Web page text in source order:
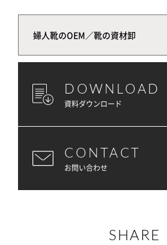
婦人靴のOEM／靴の資材卸
DOWNLOAD
資料ダウンロード
CONTACT
お問い合わせ
SHARE